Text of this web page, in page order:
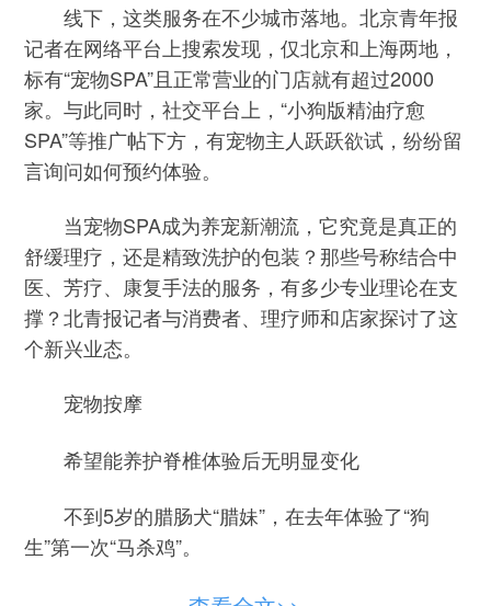
线下，这类服务在不少城市落地。北京青年报
记者在网络平台上搜索发现，仅北京和上海两地，
标有“宠物SPA”且正常营业的门店就有超过2000
家。与此同时，社交平台上，“小狗版精油疗愈
SPA”等推广帖下方，有宠物主人跃跃欲试，纷纷留
言询问如何预约体验。
当宠物SPA成为养宠新潮流，它究竟是真正的
舒缓理疗，还是精致洗护的包装？那些号称结合中
医、芳疗、康复手法的服务，有多少专业理论在支
撑？北青报记者与消费者、理疗师和店家探讨了这
个新兴业态。
宠物按摩
希望能养护脊椎体验后无明显变化
不到5岁的腊肠犬“腊妹”，在去年体验了“狗
生”第一次“马杀鸡”。